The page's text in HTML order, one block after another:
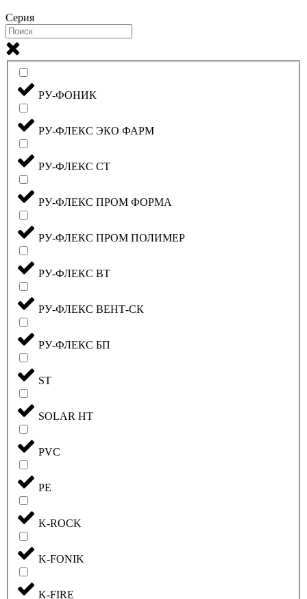
Серия
РУ-ФОНИК
РУ-ФЛЕКС ЭКО ФАРМ
РУ-ФЛЕКС СТ
РУ-ФЛЕКС ПРОМ ФОРМА
РУ-ФЛЕКС ПРОМ ПОЛИМЕР
РУ-ФЛЕКС ВТ
РУ-ФЛЕКС ВЕНТ-СК
РУ-ФЛЕКС БП
ST
SOLAR HT
PVC
PE
K-ROCK
K-FONIK
K-FIRE